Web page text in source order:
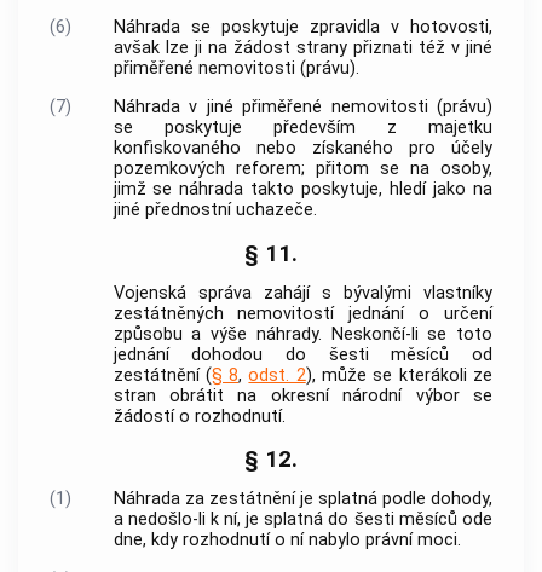
(6)
Náhrada se poskytuje zpravidla v hotovosti,
avšak lze ji na žádost strany přiznati též v jiné
přiměřené nemovitosti (právu).
(7)
Náhrada v jiné přiměřené nemovitosti (právu)
se poskytuje především z majetku
konfiskovaného nebo získaného pro účely
pozemkových reforem; přitom se na osoby,
jimž se náhrada takto poskytuje, hledí jako na
jiné přednostní uchazeče.
§ 11.
Vojenská správazahájí s bývalými vlastníky
zestátněných nemovitostí jednání o určení
způsobu a výše náhrady. Neskončí-li se toto
jednání dohodou do šesti měsíců od
zestátnění (§ 8,odst. 2), může se kterákoli ze
stran obrátit na okresní národní výbor se
žádostí o rozhodnutí.
§ 12.
(1)
Náhrada za zestátnění je splatná podle dohody,
a nedošlo-li k ní, je splatná do šesti měsíců ode
dne, kdy rozhodnutí o ní nabylo právní moci.